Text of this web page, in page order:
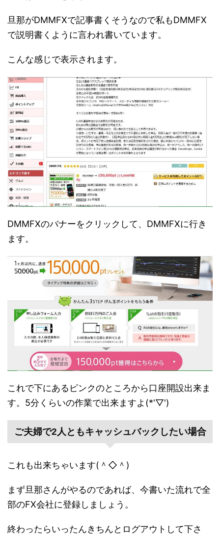
旦那がDMMFXで記事書くそうなので私もDMMFX
で説明書くように言われ書いています。
こんな感じで表示されます。
DMMFXのバナーをクリックして、DMMFXに行き
ます。
これで下にあるピンクのところから口座開設出来ま
す。5分くらいの作業で出来ますよ(*'▽')
ご夫婦で2人ともキャッシュバックしたい場合
これも出来ちゃいます(＾◇＾)
まず旦那さんがやるのであれば、今書いた流れで全
部のFX会社に登録しましょう。
終わったらいったんきちんとログアウトして下さ